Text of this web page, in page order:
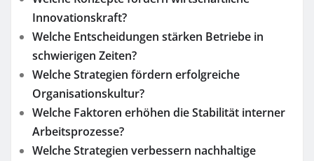
Innovationskraft?
Welche Entscheidungen stärken Betriebe in
schwierigen Zeiten?
Welche Strategien fördern erfolgreiche
Organisationskultur?
Welche Faktoren erhöhen die Stabilität interner
Arbeitsprozesse?
Welche Strategien verbessern nachhaltige